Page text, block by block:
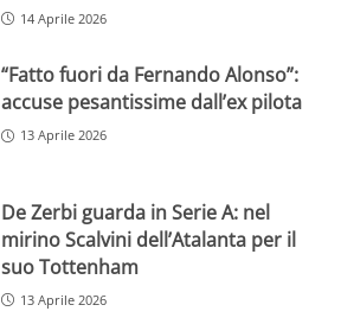
14 Aprile 2026
“Fatto fuori da Fernando Alonso”:
accuse pesantissime dall’ex pilota
13 Aprile 2026
De Zerbi guarda in Serie A: nel
mirino Scalvini dell’Atalanta per il
suo Tottenham
13 Aprile 2026